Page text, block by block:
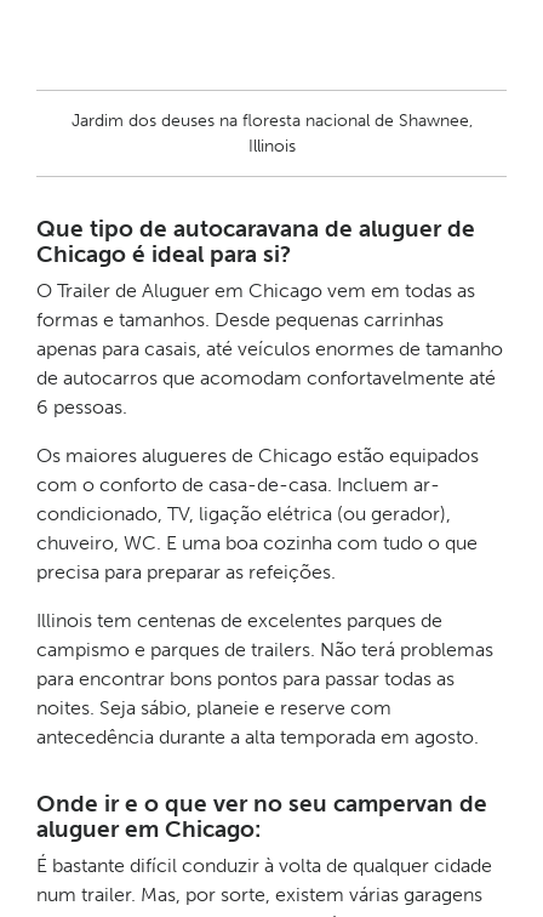
Jardim dos deuses na floresta nacional de Shawnee,
Illinois
Que tipo de autocaravana de aluguer de
Chicago é ideal para si?
O Trailer de Aluguer em Chicago vem em todas as
formas e tamanhos. Desde pequenas carrinhas
apenas para casais, até veículos enormes de tamanho
de autocarros que acomodam confortavelmente até
6 pessoas.
Os maiores alugueres de Chicago estão equipados
com o conforto de casa-de-casa. Incluem ar-
condicionado, TV, ligação elétrica (ou gerador),
chuveiro, WC. E uma boa cozinha com tudo o que
precisa para preparar as refeições.
Illinois tem centenas de excelentes parques de
campismo e parques de trailers. Não terá problemas
para encontrar bons pontos para passar todas as
noites. Seja sábio, planeie e reserve com
antecedência durante a alta temporada em agosto.
Onde ir e o que ver no seu campervan de
aluguer em Chicago:
É bastante difícil conduzir à volta de qualquer cidade
num trailer. Mas, por sorte, existem várias garagens